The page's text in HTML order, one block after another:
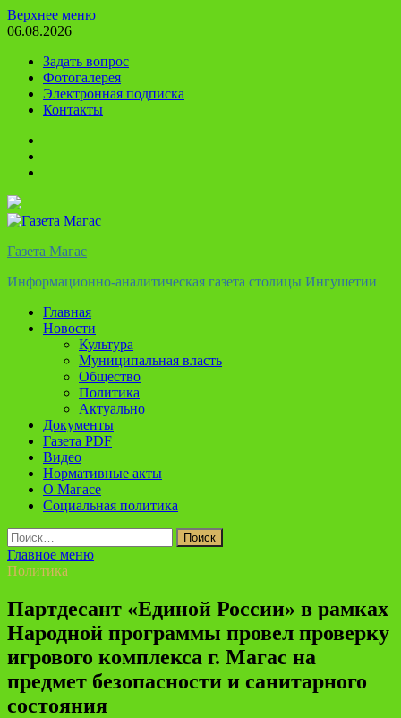
Перейти
к
Верхнее меню
06.08.2026
Задать вопрос
Фотогалерея
Электронная подписка
Контакты
Газета Магас
Информационно-аналитическая газета столицы Ингушетии
Главная
Новости
Культура
Муниципальная власть
Общество
Политика
Актуально
Документы
Газета PDF
Видео
Нормативные акты
О Магасе
Социальная политика
Найти:
Главное меню
Политика
Партдесант «Единой России» в рамках
Народной программы провел проверку
игрового комплекса г. Магас на
предмет безопасности и санитарного
состояния